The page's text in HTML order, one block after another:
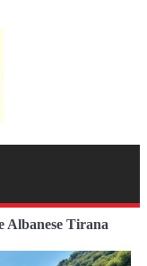
Albanese Tirana